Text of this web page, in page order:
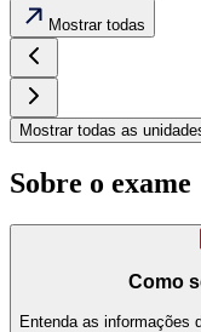
Mostrar todas
Mostrar todas as
Sobre o exame
Como
Entenda as informações